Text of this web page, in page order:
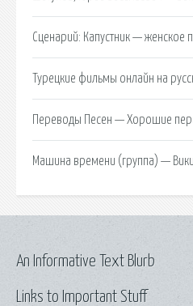
Сценарий: Капустник — женское
Турецкие фильмы онлайн на
Переводы Песен — Хорошие
Машина времени (группа) —
Links to Important Stuff
An Informative Text Blurb